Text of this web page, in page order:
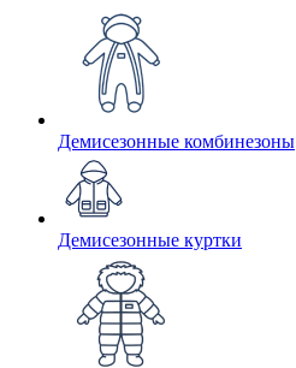
Демисезонные комбинезоны
Демисезонные куртки